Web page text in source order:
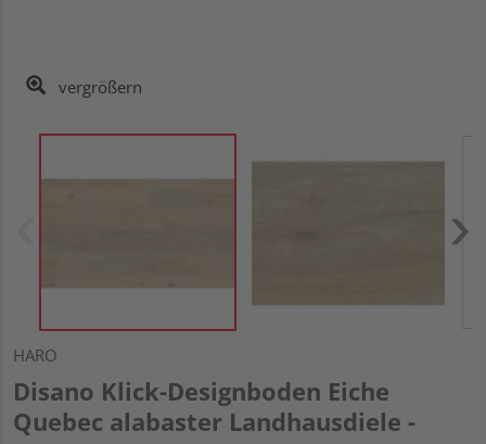
vergrößern
HARO
Disano Klick-Designboden Eiche
Quebec alabaster Landhausdiele -